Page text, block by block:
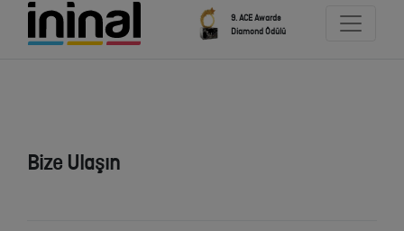
9. ACE Awards
Diamond Ödülü
Bize Ulaşın